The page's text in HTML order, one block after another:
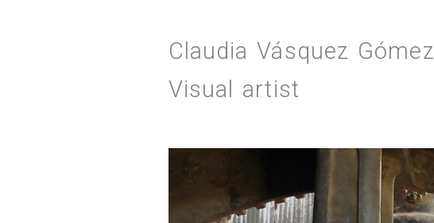
Claudia Vásquez Gómez
Visual artist